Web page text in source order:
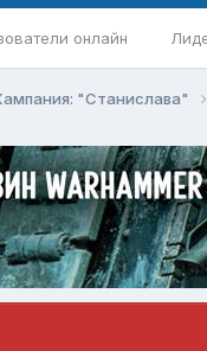
онлайн
"Станислава"